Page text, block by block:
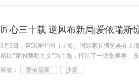
9月9日，第56届中国（上海）国际家具博览会在上
斯以"家的颜质主义"为主题，打造了一场集美学、
承的创新
标签： 爱依瑞斯 沙发